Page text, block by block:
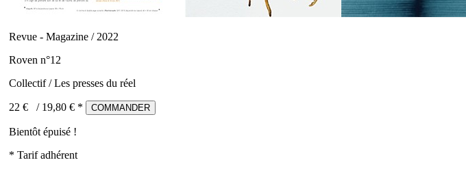
Revue - Magazine / 2022
Roven n°12
Collectif / Les presses du réel
22 € / 19,80 € * COMMANDER
Bientôt épuisé !
* Tarif adhérent